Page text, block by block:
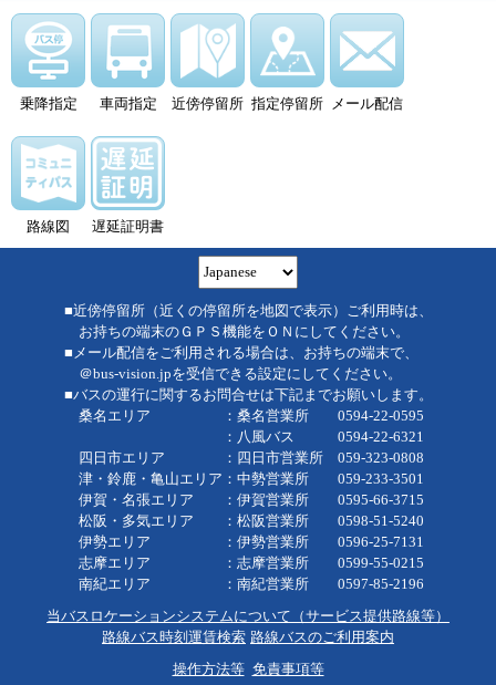
乗降指定 車両指定 近傍停留所 指定停留所 メール配信
路線図 遅延証明書
■近傍停留所（近くの停留所を地図で表示）ご利用時は、
お持ちの端末のＧＰＳ機能をＯＮにしてください。
■メール配信をご利用される場合は、お持ちの端末で、
＠bus-vision.jpを受信できる設定にしてください。
■バスの運行に関するお問合せは下記までお願いします。
桑名エリア ：桑名営業所 0594-22-0595
：八風バス 0594-22-6321
四日市エリア ：四日市営業所 059-323-0808
津・鈴鹿・亀山エリア：中勢営業所 059-233-3501
伊賀・名張エリア ：伊賀営業所 0595-66-3715
松阪・多気エリア ：松阪営業所 0598-51-5240
伊勢エリア ：伊勢営業所 0596-25-7131
志摩エリア ：志摩営業所 0599-55-0215
南紀エリア ：南紀営業所 0597-85-2196
当バスロケーションシステムについて（サービス提供路線等）
路線バス時刻運賃検索 路線バスのご利用案内
操作方法等 免責事項等